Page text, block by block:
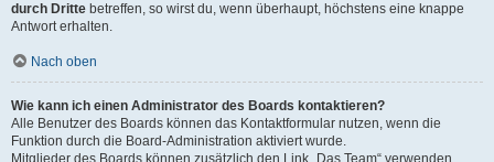
durch Dritte betreffen, so wirst du, wenn überhaupt, höchstens eine knappe
Antwort erhalten.
Nach oben
Wie kann ich einen Administrator des Boards kontaktieren?
Alle Benutzer des Boards können das Kontaktformular nutzen, wenn die
Funktion durch die Board-Administration aktiviert wurde.
Mitglieder des Boards können zusätzlich den Link „Das Team“ verwenden.